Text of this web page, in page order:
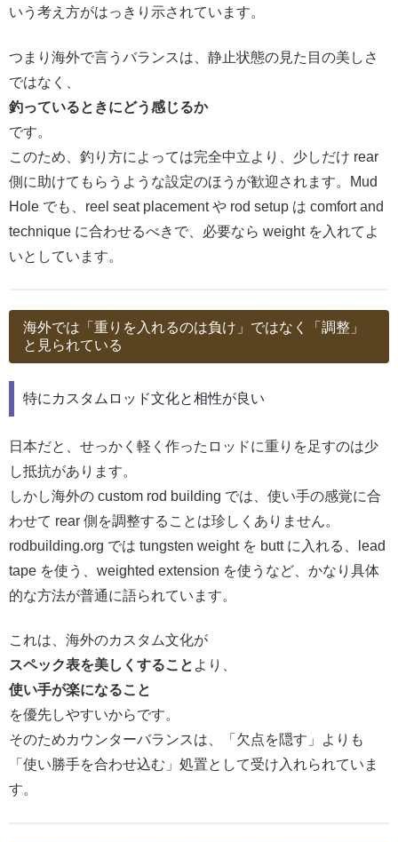
いう考え方がはっきり示されています。
つまり海外で言うバランスは、静止状態の見た目の美しさ
ではなく、
釣っているときにどう感じるか
です。
このため、釣り方によっては完全中立より、少しだけ rear
側に助けてもらうような設定のほうが歓迎されます。Mud
Hole でも、reel seat placement や rod setup は comfort and
technique に合わせるべきで、必要なら weight を入れてよ
いとしています。
海外では「重りを入れるのは負け」ではなく「調整」
と見られている
特にカスタムロッド文化と相性が良い
日本だと、せっかく軽く作ったロッドに重りを足すのは少
し抵抗があります。
しかし海外の custom rod building では、使い手の感覚に合
わせて rear 側を調整することは珍しくありません。
rodbuilding.org では tungsten weight を butt に入れる、lead
tape を使う、weighted extension を使うなど、かなり具体
的な方法が普通に語られています。
これは、海外のカスタム文化が
スペック表を美しくすること より、
使い手が楽になること
を優先しやすいからです。
そのためカウンターバランスは、「欠点を隠す」よりも
「使い勝手を合わせ込む」処置として受け入れられていま
す。